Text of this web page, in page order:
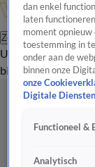
Zoeken
Uitzendingen
bijwonen
dan enkel
laten
moment opnieuw
toestemming in
onder aan de
binnen onze
onze
Digitale
Functioneel &
Analytisch